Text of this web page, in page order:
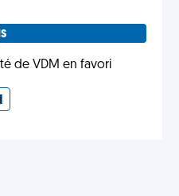
de VDM en favori